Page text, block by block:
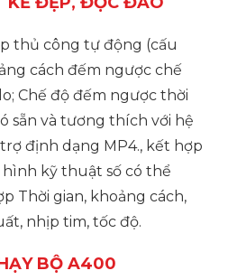
thủ công tự động (cấu
cách đếm ngược chế
Chế độ đếm ngược thời
sẵn và tương thích với hệ
định dạng MP4., kết hợp
kỹ thuật số có thể
Thời gian, khoảng cách,
nhịp tim, tốc độ.
BỘ A400